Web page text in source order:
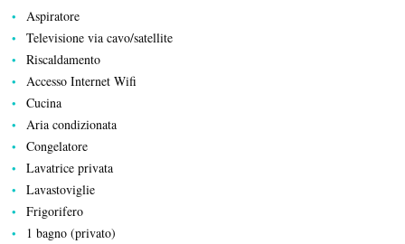
PRODOTTI DEL TERRITORIO
Aspiratore
Televisione via cavo/satellite
Riscaldamento
Accesso Internet Wifi
Cucina
Aria condizionata
Congelatore
Lavatrice privata
Lavastoviglie
Frigorifero
1 bagno (privato)